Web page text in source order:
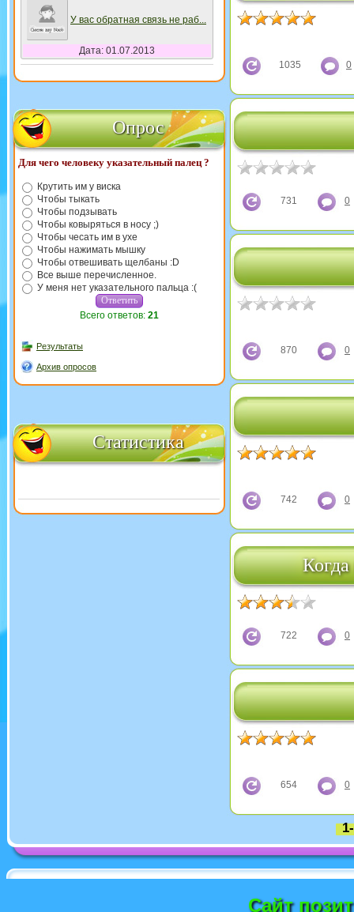
У вас обратная связь не раб...
Дата: 01.07.2013
Опрос
Для чего человеку указательный палец ?
Крутить им у виска
Чтобы тыкать
Чтобы подзывать
Чтобы ковыряться в носу ;)
Чтобы чесать им в ухе
Чтобы нажимать мышку
Чтобы отвешивать щелбаны :D
Все выше перечисленное.
У меня нет указательного пальца :(
Всего ответов: 21
Результаты
Архив опросов
Статистика
1035 0
731 0
870 0
742 0
722 0
654 0
Сайт